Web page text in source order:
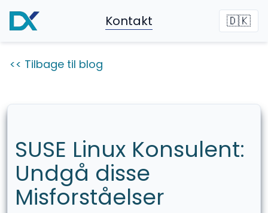
Kontakt 🇩🇰
<< Tilbage til blog
SUSE Linux Konsulent:
Undgå disse
Misforståelser